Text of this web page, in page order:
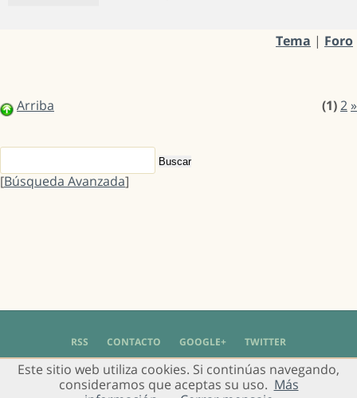
Tema | Foro
Arriba (1)2»
[Búsqueda Avanzada]
RSS CONTACTO GOOGLE+ TWITTER
© 2004 - 2018 Grupo de Usuarios de Gimp en Español -Política de Privacidad
Aviso Legal
Este sitio web utiliza cookies. Si continúas navegando,
consideramos que aceptas su uso. Más